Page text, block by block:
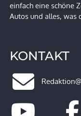
einfach eine schöne
Autos und alles, was
KONTAKT